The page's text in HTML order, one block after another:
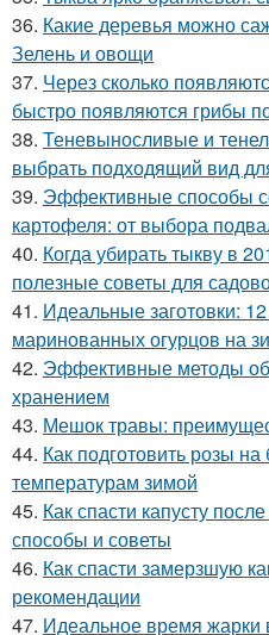
36. Какие деревья можно
Зелень и овощи
37. Через сколько
быстро появляются грибы
38. Теневыносливые и
выбрать подходящий вид
39. Эффективные способы
картофеля: от выбора
40. Когда убирать тыкву в
полезные советы для
41. Идеальные заготовки:
маринованных огурцов на
42. Эффективные методы
хранением
43. Мешок травы:
44. Как подготовить розы на
температурам зимой
45. Как спасти капусту
способы и советы
46. Как спасти замерзшую
рекомендации
47. Идеальное время